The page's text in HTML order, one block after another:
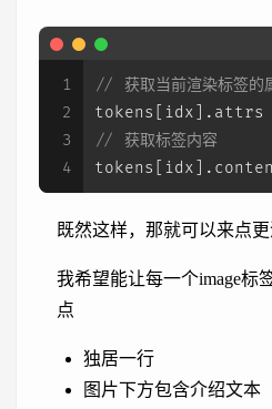
1
2
3
4
// 获取当前渲染标签的
tokens[idx]. attrs
// 获取标签内容
tokens[idx].
既然这样，那就可以来点更
我希望能让每一个image标
点
独居一行
图片下方包含介绍文本